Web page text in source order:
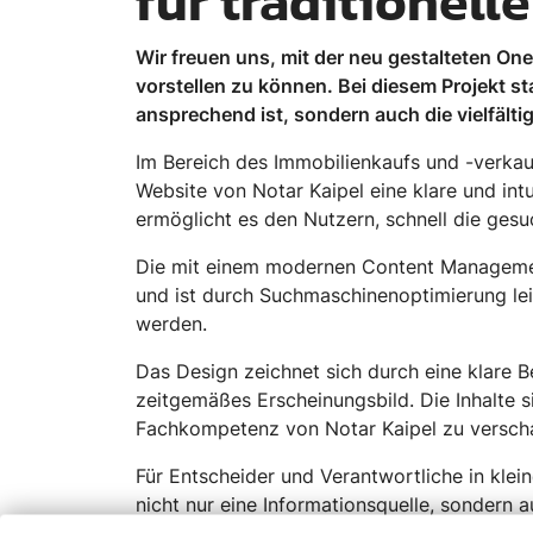
Wir freuen uns, mit der neu gestalteten
vorstellen zu können. Bei diesem Projekt
ansprechend ist, sondern auch die
Im Bereich des Immobilienkaufs und -
Website von Notar Kaipel eine klare und
ermöglicht es den Nutzern, schnell die
Die mit einem modernen Content
und ist durch Suchmaschinenoptimierung
werden.
Das Design zeichnet sich durch eine klare
zeitgemäßes Erscheinungsbild. Die Inhalte
Fachkompetenz von Notar Kaipel zu
Für Entscheider und Verantwortliche in
nicht nur eine Informationsquelle, sondern